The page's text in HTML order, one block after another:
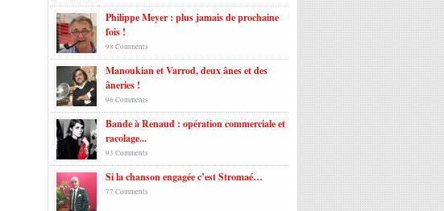
Philippe Meyer : plus jamais de prochaine
fois !
98 Comments
Manoukian et Varrod, deux ânes et des
âneries !
96 Comments
Bande à Renaud : opération commerciale et
racolage...
93 Comments
Si la chanson engagée c’est Stromaé…
77 Comments